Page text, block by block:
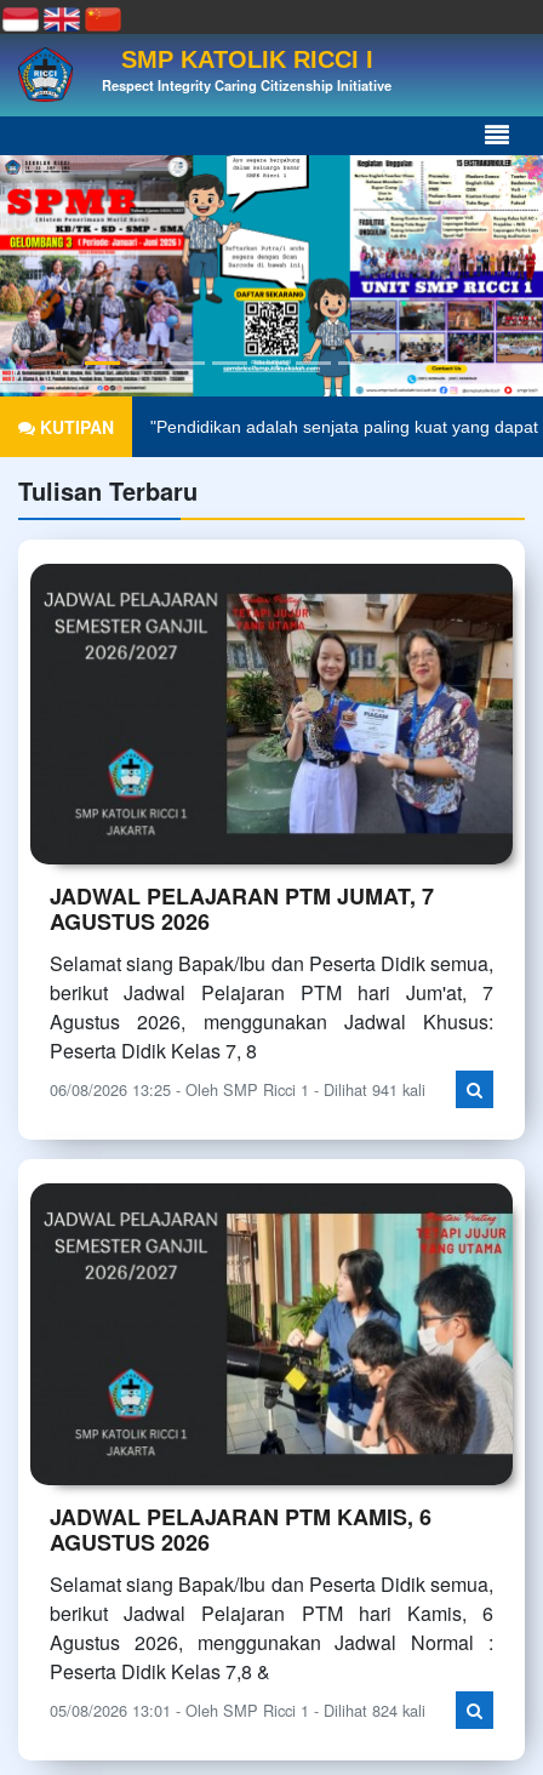
SMP KATOLIK RICCI I
Respect Integrity Caring Citizenship Initiative
KUTIPAN
"Pendidikan adalah senjata paling kuat yang dapat digunakan
Tulisan Terbaru
JADWAL PELAJARAN PTM JUMAT, 7
AGUSTUS 2026
Selamat siang Bapak/Ibu dan Peserta Didik semua,
berikut Jadwal Pelajaran PTM hari Jum'at, 7
Agustus 2026, menggunakan Jadwal Khusus:
Peserta Didik Kelas 7, 8
06/08/2026 13:25 - Oleh SMP Ricci 1 - Dilihat 941 kali
JADWAL PELAJARAN PTM KAMIS, 6
AGUSTUS 2026
Selamat siang Bapak/Ibu dan Peserta Didik semua,
berikut Jadwal Pelajaran PTM hari Kamis, 6
Agustus 2026, menggunakan Jadwal Normal :
Peserta Didik Kelas 7,8 &
05/08/2026 13:01 - Oleh SMP Ricci 1 - Dilihat 824 kali